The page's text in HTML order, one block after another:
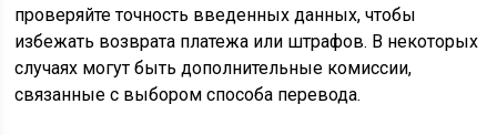
проверяйте точность введенных данных, чтобы
избежать возврата платежа или штрафов. В некоторых
случаях могут быть дополнительные комиссии,
связанные с выбором способа перевода.